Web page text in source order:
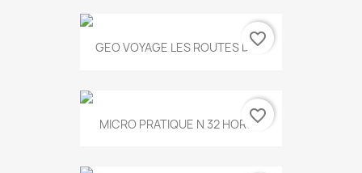
GEO VOYAGE LES ROUTES DE...
favorite_border
MICRO PRATIQUE N 32 HORS...
favorite_border